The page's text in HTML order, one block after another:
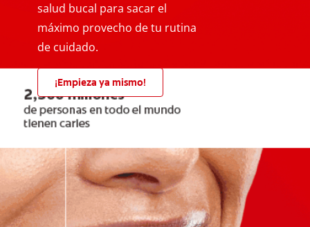
salud bucal para sacar el
máximo provecho de tu rutina
de cuidado.
¡Empieza ya mismo!